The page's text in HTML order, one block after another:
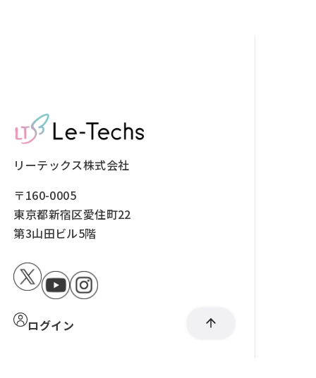
リーテックス株式会社
〒160-0005
東京都新宿区愛住町22
第3山田ビル5階
ログイン